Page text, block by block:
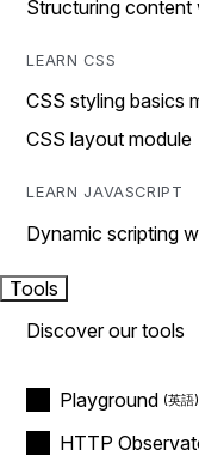
Structuring
LEARN CSS
CSS styling basics
CSS layout module
LEARN JAVASCRIPT
Dynamic scripting
Tools
Discover our tools
Playground
HTTP